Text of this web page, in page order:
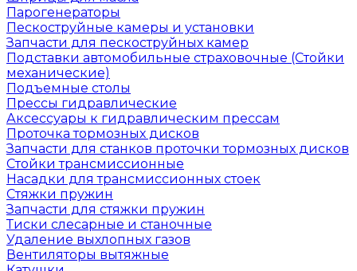
Парогенераторы
Пескоструйные камеры и установки
Запчасти для пескоструйных камер
Подставки автомобильные страховочные (Стойки
механические)
Подъемные столы
Прессы гидравлические
Аксессуары к гидравлическим прессам
Проточка тормозных дисков
Запчасти для станков проточки тормозных дисков
Стойки трансмиссионные
Насадки для трансмиссионных стоек
Стяжки пружин
Запчасти для стяжки пружин
Тиски слесарные и станочные
Удаление выхлопных газов
Вентиляторы вытяжные